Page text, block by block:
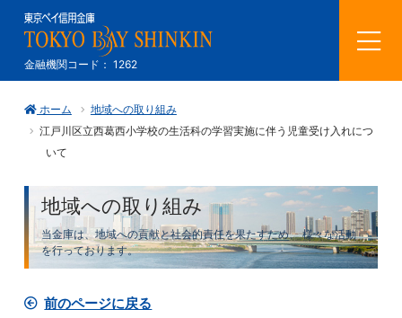
金融機関コード： 1262
メ
ニ
を
開
く
ホーム
地域への取り組み
江戸川区立西葛西小学校の生活科の学習実施に伴う児童受け入れにつ
いて
地域への取り組み
当金庫は、地域への貢献と社会的責任を果たすため、様々な活動
を行っております。
前のページに戻る